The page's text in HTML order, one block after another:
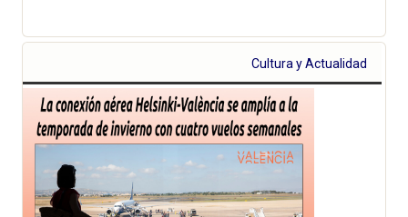
Cultura y Actualidad